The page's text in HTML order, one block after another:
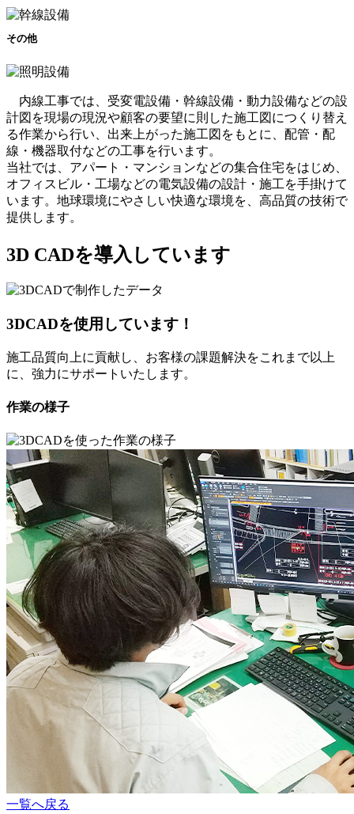
その他
内線工事では、受変電設備・幹線設備・動力設備などの設
計図を現場の現況や顧客の要望に則した施工図につくり替え
る作業から行い、出来上がった施工図をもとに、配管・配
線・機器取付などの工事を行います。
当社では、アパート・マンションなどの集合住宅をはじめ、
オフィスビル・工場などの電気設備の設計・施工を手掛けて
います。地球環境にやさしい快適な環境を、高品質の技術で
提供します。
3D CADを導入しています
3DCADを使用しています！
施工品質向上に貢献し、お客様の課題解決をこれまで以上
に、強力にサポートいたします。
作業の様子
一覧へ戻る